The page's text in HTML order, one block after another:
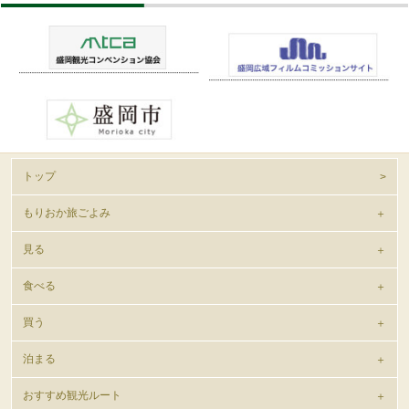
トップ
もりおか旅ごよみ
見る
食べる
買う
泊まる
おすすめ観光ルート